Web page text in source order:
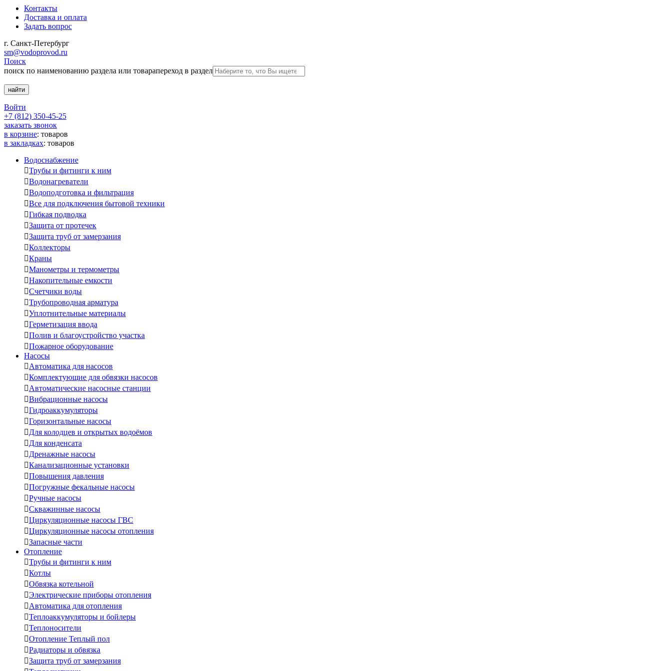
Контакты
Доставка и оплата
Задать вопрос
г. Санкт-Петербург
sm@vodoprovod.ru
Поиск
поиск по наименованию раздела или товарапереход в раздел
Войти
+7 (812) 350-45-25
заказать звонок
в корзине: товаров
в закладках: товаров
Водоснабжение
Трубы и фитинги к ним
Водонагреватели
Водоподготовка и фильтрация
Все для подключения бытовой техники
Гибкая подводка
Защита от протечек
Защита труб от замерзания
Коллекторы
Краны
Манометры и термометры
Накопительные емкости
Счетчики воды
Трубопроводная арматура
Уплотнительные материалы
Герметизация ввода
Полив и благоустройство участка
Пожарное оборудование
Насосы
Автоматика для насосов
Комплектующие для обвязки насосов
Автоматические насосные станции
Вибрационные насосы
Гидроаккумуляторы
Горизонтальные насосы
Для колодцев и открытых водоёмов
Для конденсата
Дренажные насосы
Канализационные установки
Повышения давления
Погружные фекальные насосы
Ручные насосы
Скважинные насосы
Циркуляционные насосы ГВС
Циркуляционные насосы отопления
Запасные части
Отопление
Трубы и фитинги к ним
Котлы
Обвязка котельной
Электрические приборы отопления
Автоматика для отопления
Теплоаккумуляторы и бойлеры
Теплоносители
Отопление Теплый пол
Радиаторы и обвязка
Защита труб от замерзания